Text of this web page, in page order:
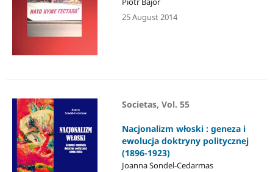
25 August 2014
Societas, Vol. 55
Nacjonalizm włoski : geneza i
ewolucja doktryny politycznej
(1896-1923)
Joanna Sondel-Cedarmas